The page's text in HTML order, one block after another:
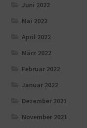
Juni 2022
Mai 2022
April 2022
März 2022
Februar 2022
Januar 2022
Dezember 2021
November 2021